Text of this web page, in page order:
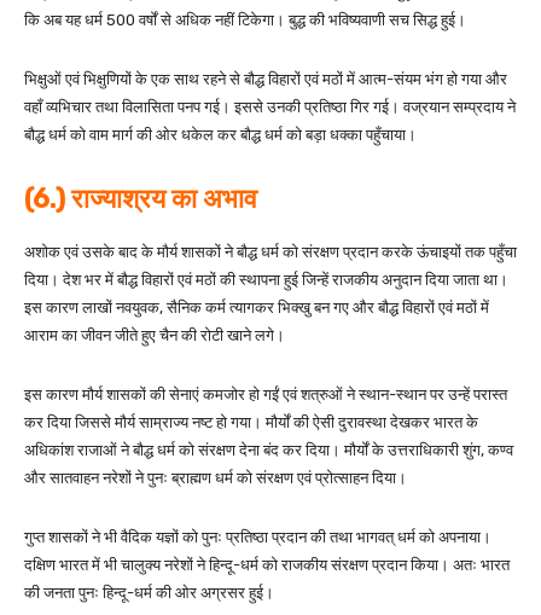
कि अब यह धर्म 500 वर्षों से अधिक नहीं टिकेगा। बुद्ध की भविष्यवाणी सच सिद्ध हुई।
भिक्षुओं एवं भिक्षुणियों के एक साथ रहने से बौद्ध विहारों एवं मठों में आत्म-संयम भंग हो गया और
वहाँ व्यभिचार तथा विलासिता पनप गई। इससे उनकी प्रतिष्ठा गिर गई। वज्रयान सम्प्रदाय ने
बौद्ध धर्म को वाम मार्ग की ओर धकेल कर बौद्ध धर्म को बड़ा धक्का पहुँचाया।
(6.) राज्याश्रय का अभाव
अशोक एवं उसके बाद के मौर्य शासकों ने बौद्ध धर्म को संरक्षण प्रदान करके ऊंचाइयों तक पहुँचा
दिया। देश भर में बौद्ध विहारों एवं मठों की स्थापना हुई जिन्हें राजकीय अनुदान दिया जाता था।
इस कारण लाखों नवयुवक, सैनिक कर्म त्यागकर भिक्खु बन गए और बौद्ध विहारों एवं मठों में
आराम का जीवन जीते हुए चैन की रोटी खाने लगे।
इस कारण मौर्य शासकों की सेनाएं कमजोर हो गईं एवं शत्रुओं ने स्थान-स्थान पर उन्हें परास्त
कर दिया जिससे मौर्य साम्राज्य नष्ट हो गया। मौर्यों की ऐसी दुरावस्था देखकर भारत के
अधिकांश राजाओं ने बौद्ध धर्म को संरक्षण देना बंद कर दिया। मौर्यों के उत्तराधिकारी शुंग, कण्व
और सातवाहन नरेशों ने पुनः ब्राह्मण धर्म को संरक्षण एवं प्रोत्साहन दिया।
गुप्त शासकों ने भी वैदिक यज्ञों को पुनः प्रतिष्ठा प्रदान की तथा भागवत् धर्म को अपनाया।
दक्षिण भारत में भी चालुक्य नरेशों ने हिन्दू-धर्म को राजकीय संरक्षण प्रदान किया। अतः भारत
की जनता पुनः हिन्दू-धर्म की ओर अग्रसर हुई।